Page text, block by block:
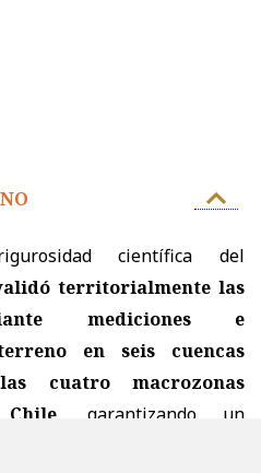
científica del
territorialmente las
mediciones e
en seis cuencas
cuatro macrozonas
, garantizando un